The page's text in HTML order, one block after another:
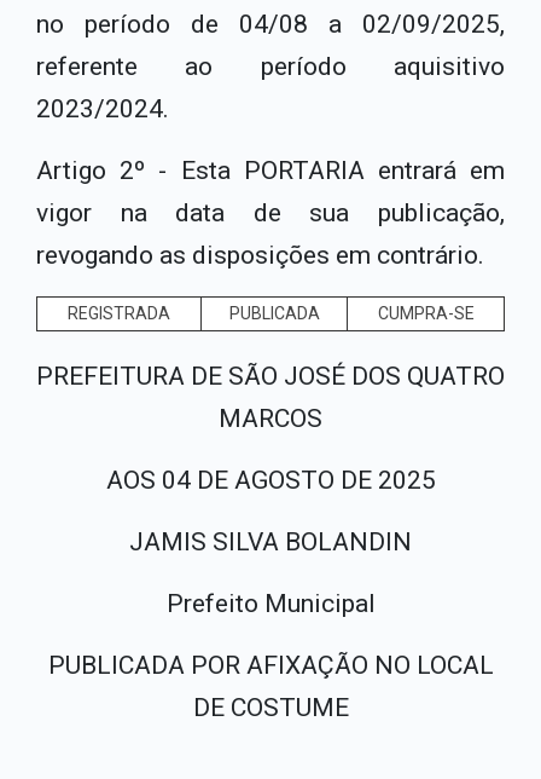
no período de 04/08 a 02/09/2025,
referente ao período aquisitivo
2023/2024.
Artigo 2º - Esta PORTARIA entrará em
vigor na data de sua publicação,
revogando as disposições em contrário.
REGISTRADA PUBLICADA CUMPRA-SE
PREFEITURA DE SÃO JOSÉ DOS QUATRO
MARCOS
AOS 04 DE AGOSTO DE 2025
JAMIS SILVA BOLANDIN
Prefeito Municipal
PUBLICADA POR AFIXAÇÃO NO LOCAL
DE COSTUME